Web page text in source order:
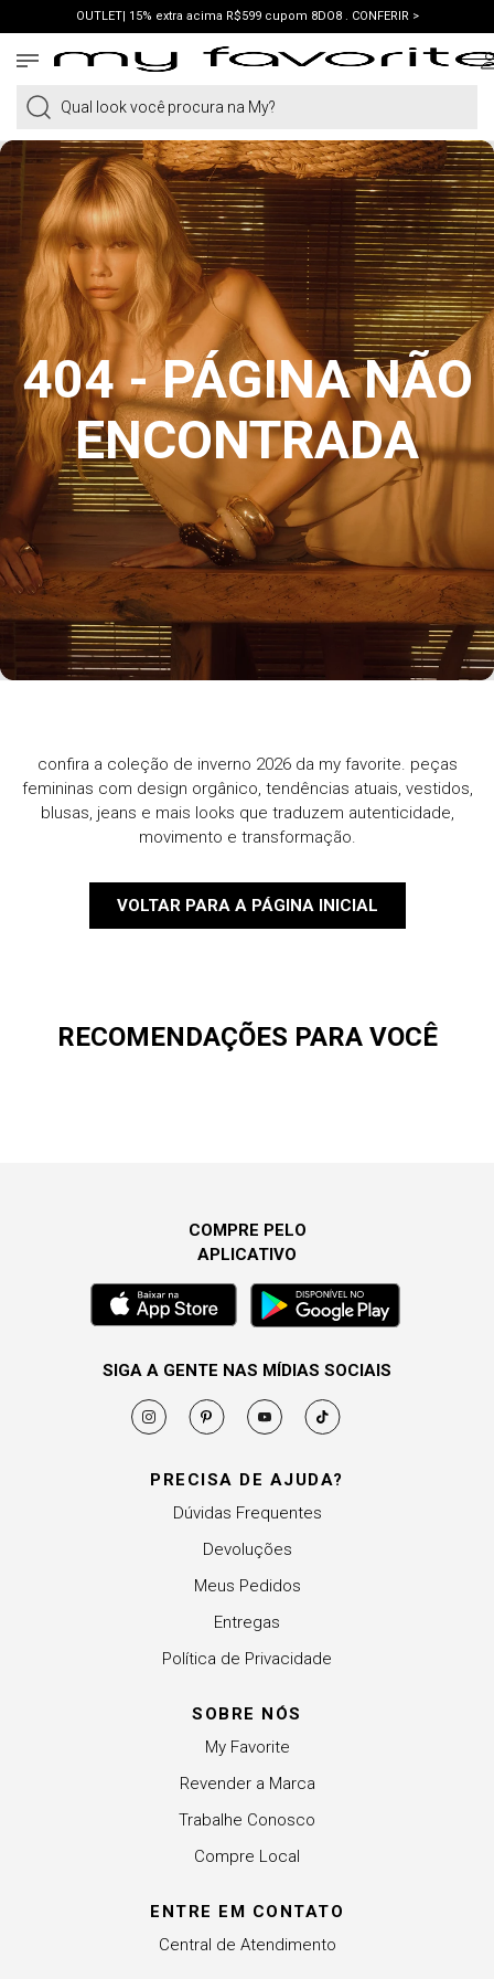
PRIMEIRA COMPRA | ganhe 10% cupom WELCOME. VER LOOKS >
PIX | 5% off no pix à vista. APROVEITAR >
Qual look você procura na My?
404 - PÁGINA NÃO
ENCONTRADA
confira a coleção de inverno 2026 da my favorite. peças
femininas com design orgânico, tendências atuais, vestidos,
blusas, jeans e mais looks que traduzem autenticidade,
movimento e transformação.
VOLTAR PARA A PÁGINA INICIAL
RECOMENDAÇÕES PARA VOCÊ
PRECISA DE AJUDA?
Dúvidas Frequentes
Devoluções
Meus Pedidos
Entregas
Política de Privacidade
SOBRE NÓS
My Favorite
Revender a Marca
Trabalhe Conosco
Compre Local
ENTRE EM CONTATO
Central de Atendimento
COMPRE PELO
APLICATIVO
SIGA A GENTE NAS MÍDIAS SOCIAIS